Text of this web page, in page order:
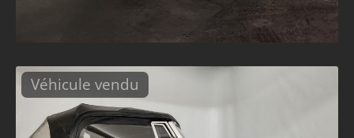
Véhicule vendu